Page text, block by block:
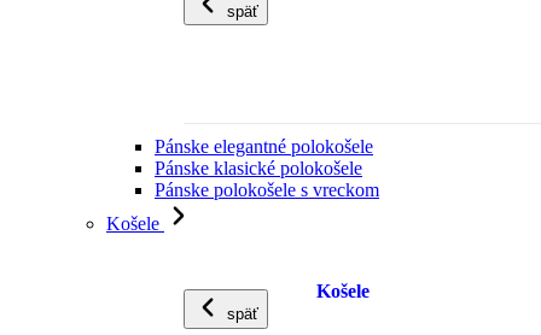
späť
Pánske elegantné polokošele
Pánske klasické polokošele
Pánske polokošele s vreckom
Košele
späť
Košele